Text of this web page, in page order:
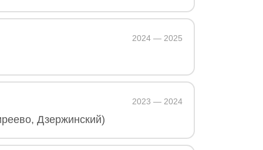
2024 — 2025
Дзержинский)
2023 — 2024